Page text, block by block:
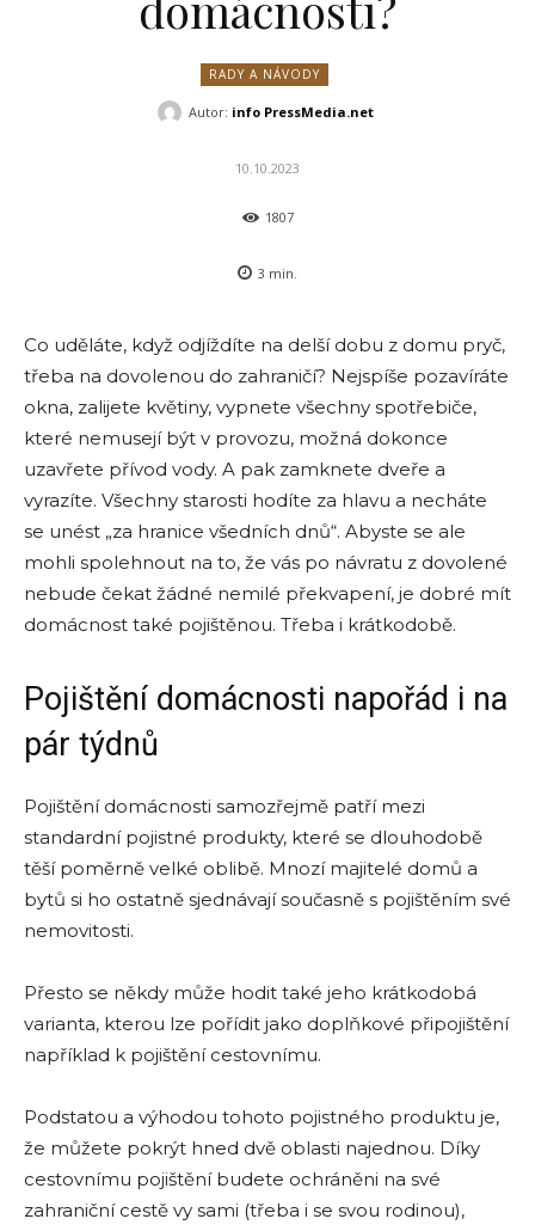
RADY A NÁVODY
Autor: info PressMedia.net
10.10.2023
1807
3 min.
Co uděláte, když odjíždíte na delší dobu z domu pryč,
třeba na dovolenou do zahraničí? Nejspíše pozavíráte
okna, zalijete květiny, vypnete všechny spotřebiče,
které nemusejí být v provozu, možná dokonce
uzavřete přívod vody. A pak zamknete dveře a
vyrazíte. Všechny starosti hodíte za hlavu a necháte
se unést „za hranice všedních dnů“. Abyste se ale
mohli spolehnout na to, že vás po návratu z dovolené
nebude čekat žádné nemilé překvapení, je dobré mít
domácnost také pojištěnou. Třeba i krátkodobě.
Pojištění domácnosti napořád i na
pár týdnů
Pojištění domácnosti samozřejmě patří mezi
standardní pojistné produkty, které se dlouhodobě
těší poměrně velké oblibě. Mnozí majitelé domů a
bytů si ho ostatně sjednávají současně s pojištěním své
nemovitosti.
Přesto se někdy může hodit také jeho krátkodobá
varianta, kterou lze pořídit jako doplňkové připojištění
například k pojištění cestovnímu.
Podstatou a výhodou tohoto pojistného produktu je,
že můžete pokrýt hned dvě oblasti najednou. Díky
cestovnímu pojištění budete ochráněni na své
zahraniční cestě vy sami (třeba i se svou rodinou),